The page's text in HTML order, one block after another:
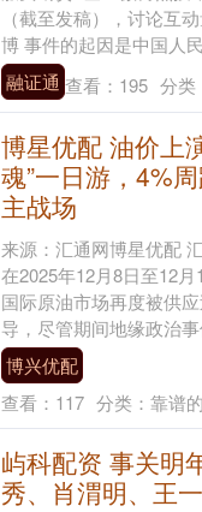
（截至发稿），讨论互
博 事件的起因是中国人
融证通 查看： 195 分类
博星优配 油价上
魂”一日游，4%
主战场
来源：汇通网博星优配
在2025年12月8日至12月
国际原油市场再度被供
导，尽管期间地缘政治
博兴优配
查看： 117 分类： 靠谱
屿科配资 事关明
秀、肖渭明、王